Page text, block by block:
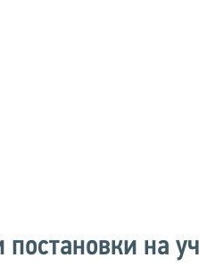
постановки на